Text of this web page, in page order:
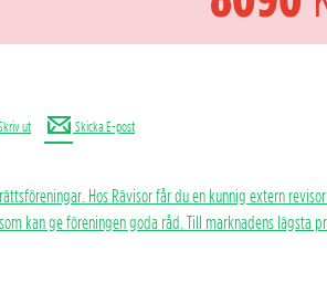
ut Skicka E-post
Hos Rävisor får du en kunnig extern
kan ge föreningen goda råd. Till marknadens lägsta